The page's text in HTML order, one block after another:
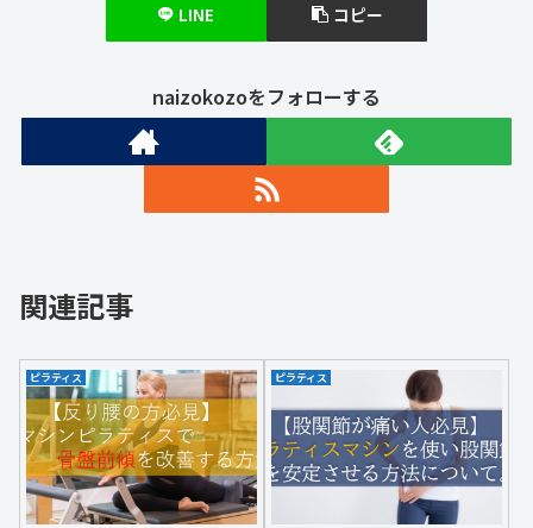
LINE コピー
naizokozoをフォローする
関連記事
ピラティス ピラティス